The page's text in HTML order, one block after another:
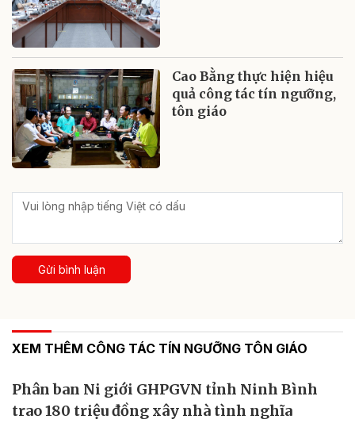
Cao Bằng thực hiện hiệu
quả công tác tín ngưỡng,
tôn giáo
Gửi bình luận
XEM THÊM CÔNG TÁC TÍN NGƯỠNG TÔN GIÁO
Phân ban Ni giới GHPGVN tỉnh Ninh Bình
trao 180 triệu đồng xây nhà tình nghĩa